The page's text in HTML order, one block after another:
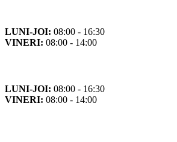
LUNI-JOI: 08:00 - 16:30
VINERI: 08:00 - 14:00
LUNI-JOI: 08:00 - 16:30
VINERI: 08:00 - 14:00